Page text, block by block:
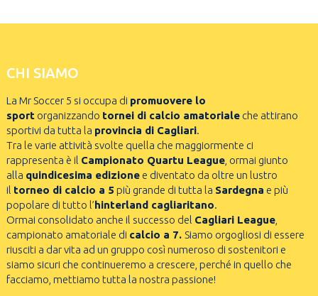
CHI SIAMO
La Mr Soccer 5 si occupa di promuovere lo
sportorganizzando tornei di calcio amatorialeche attirano
sportivi da tutta la provincia di Cagliari.
Tra le varie attività svolte quella che maggiormente ci
rappresenta è il Campionato Quartu League, ormai giunto
alla quindicesima edizionee diventato da oltre un lustro
il torneo di calcio a 5 più grande di tutta la Sardegna e più
popolare di tutto l’hinterland cagliaritano.
Ormai consolidato anche il successo del Cagliari League,
campionato amatoriale di calcio a 7. Siamo orgogliosi di essere
riusciti a dar vita ad un gruppo così numeroso di sostenitori e
siamo sicuri che continueremo a crescere, perché in quello che
facciamo, mettiamo tutta la nostra passione!